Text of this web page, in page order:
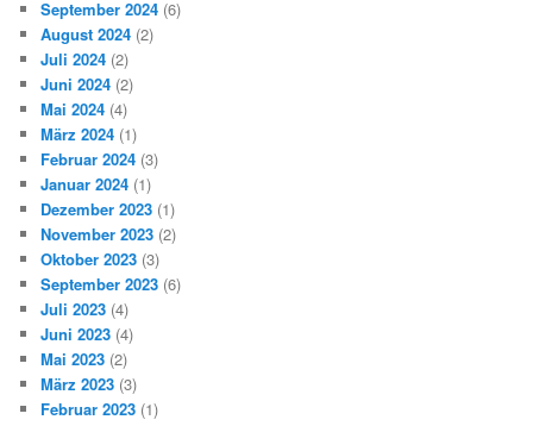
September 2024 (6)
August 2024 (2)
Juli 2024 (2)
Juni 2024 (2)
Mai 2024 (4)
März 2024 (1)
Februar 2024 (3)
Januar 2024 (1)
Dezember 2023 (1)
November 2023 (2)
Oktober 2023 (3)
September 2023 (6)
Juli 2023 (4)
Juni 2023 (4)
Mai 2023 (2)
März 2023 (3)
Februar 2023 (1)